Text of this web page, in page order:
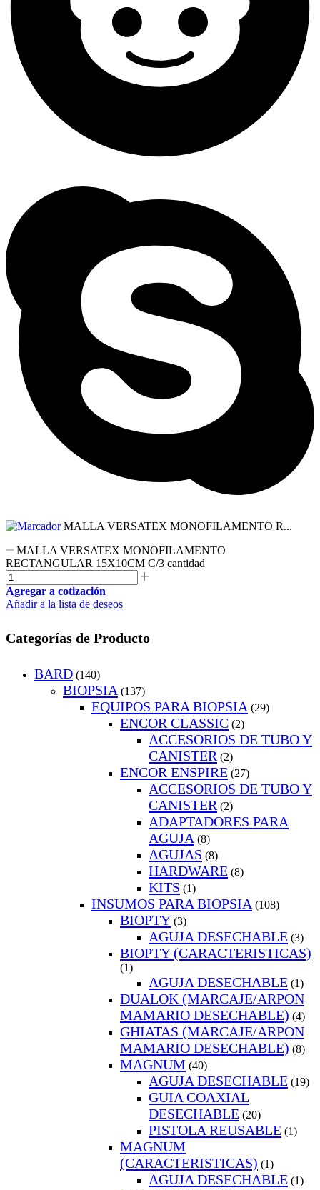
MALLA VERSATEX MONOFILAMENTO R...
MALLA VERSATEX MONOFILAMENTO
RECTANGULAR 15X10CM C/3 cantidad
Agregar a cotización
Añadir a la lista de deseos
Categorías de Producto
BARD (140)
BIOPSIA (137)
EQUIPOS PARA BIOPSIA (29)
ENCOR CLASSIC (2)
ACCESORIOS DE TUBO Y
CANISTER (2)
ENCOR ENSPIRE (27)
ACCESORIOS DE TUBO Y
CANISTER (2)
ADAPTADORES PARA
AGUJA (8)
AGUJAS (8)
HARDWARE (8)
KITS (1)
INSUMOS PARA BIOPSIA (108)
BIOPTY (3)
AGUJA DESECHABLE (3)
BIOPTY (CARACTERISTICAS)
(1)
AGUJA DESECHABLE (1)
DUALOK (MARCAJE/ARPON
MAMARIO DESECHABLE) (4)
GHIATAS (MARCAJE/ARPON
MAMARIO DESECHABLE) (8)
MAGNUM (40)
AGUJA DESECHABLE (19)
GUIA COAXIAL
DESECHABLE (20)
PISTOLA REUSABLE (1)
MAGNUM
(CARACTERISTICAS) (1)
AGUJA DESECHABLE (1)